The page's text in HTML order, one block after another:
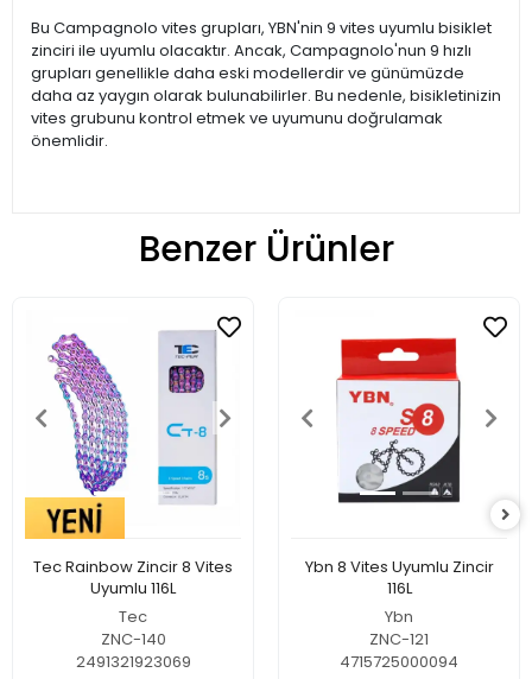
Bu Campagnolo vites grupları, YBN'nin 9 vites uyumlu bisiklet
zinciri ile uyumlu olacaktır. Ancak, Campagnolo'nun 9 hızlı
grupları genellikle daha eski modellerdir ve günümüzde
daha az yaygın olarak bulunabilirler. Bu nedenle, bisikletinizin
vites grubunu kontrol etmek ve uyumunu doğrulamak
önemlidir.
Benzer Ürünler
Tec Rainbow Zincir 8 Vites
Uyumlu 116L
Tec
ZNC-140
2491321923069
Ybn 8 Vites Uyumlu Zincir
116L
Ybn
ZNC-121
4715725000094